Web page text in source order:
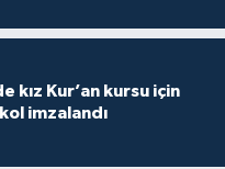
kız Kur’an kursu için
imzalandı